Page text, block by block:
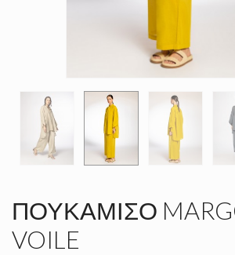
ΠΟΥΚΆΜΙΣΟ
VOILE